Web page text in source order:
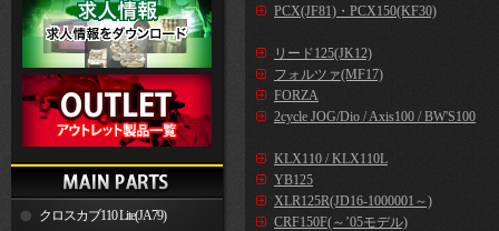
クロスカブ110 Lite(JA79)
PCX(JF81)・PCX150(KF30)
リード125(JK12)
フォルツァ(MF17)
FORZA
2cycle JOG/Dio / Axis100 / BW'S100
KLX110 / KLX110L
YB125
XLR125R(JD16-1000001～)
CRF150F(～’05モデル)